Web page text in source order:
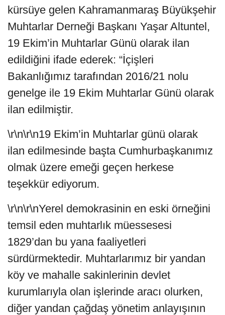
kürsüye gelen Kahramanmaraş Büyükşehir
Muhtarlar Derneği Başkanı Yaşar Altuntel,
19 Ekim’in Muhtarlar Günü olarak ilan
edildiğini ifade ederek: “İçişleri
Bakanlığımız tarafından 2016/21 nolu
genelge ile 19 Ekim Muhtarlar Günü olarak
ilan edilmiştir.
\r\n\r\n19 Ekim’in Muhtarlar günü olarak
ilan edilmesinde başta Cumhurbaşkanımız
olmak üzere emeği geçen herkese
teşekkür ediyorum.
\r\n\r\nYerel demokrasinin en eski örneğini
temsil eden muhtarlık müessesesi
1829’dan bu yana faaliyetleri
sürdürmektedir. Muhtarlarımız bir yandan
köy ve mahalle sakinlerinin devlet
kurumlarıyla olan işlerinde aracı olurken,
diğer yandan çağdaş yönetim anlayışının